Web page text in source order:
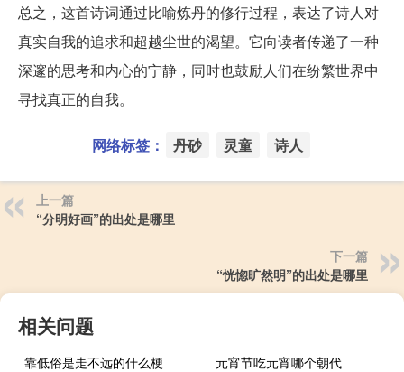
总之，这首诗词通过比喻炼丹的修行过程，表达了诗人对
真实自我的追求和超越尘世的渴望。它向读者传递了一种
深邃的思考和内心的宁静，同时也鼓励人们在纷繁世界中
寻找真正的自我。
网络标签： 丹砂 灵童 诗人
上一篇
“分明好画”的出处是哪里
下一篇
“恍惚旷然明”的出处是哪里
相关问题
靠低俗是走不远的什么梗
元宵节吃元宵哪个朝代